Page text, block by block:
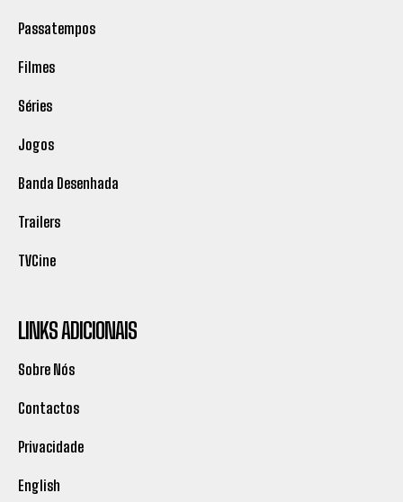
Passatempos
Filmes
Séries
Jogos
Banda Desenhada
Trailers
TVCine
LINKS ADICIONAIS
Sobre Nós
Contactos
Privacidade
English